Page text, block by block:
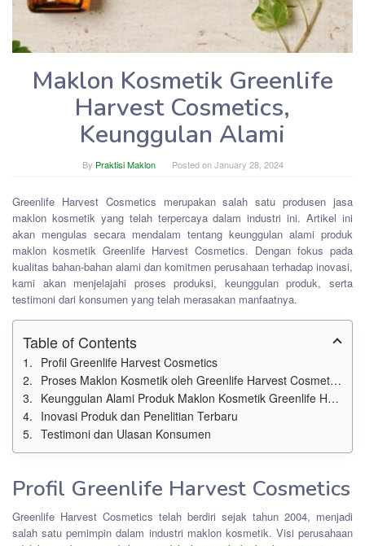
Maklon Kosmetik Greenlife
Harvest Cosmetics,
Keunggulan Alami
By Praktisi Maklon Posted onJanuary 28, 2024
Greenlife Harvest Cosmetics merupakan salah satu produsen jasa
maklon kosmetik yang telah terpercaya dalam industri ini. Artikel ini
akan mengulas secara mendalam tentang keunggulan alami produk
maklon kosmetik Greenlife Harvest Cosmetics. Dengan fokus pada
kualitas bahan-bahan alami dan komitmen perusahaan terhadap inovasi,
kami akan menjelajahi proses produksi, keunggulan produk, serta
testimoni dari konsumen yang telah merasakan manfaatnya.
Table of Contents
Profil Greenlife Harvest Cosmetics
Proses Maklon Kosmetik oleh Greenlife Harvest Cosmetics
Keunggulan Alami Produk Maklon Kosmetik Greenlife Harvest Cosmetics
Inovasi Produk dan Penelitian Terbaru
Testimoni dan Ulasan Konsumen
Profil Greenlife Harvest Cosmetics
Greenlife Harvest Cosmetics telah berdiri sejak tahun 2004, menjadi
salah satu pemimpin dalam industri maklon kosmetik. Visi perusahaan